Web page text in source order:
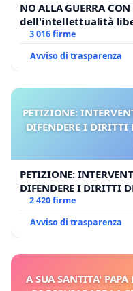
NO ALLA GUERRA
dell'intellettualità
3 016 firme
Avviso di trasparenza
PETIZIONE:
DIFENDERE I DIRITTI
PETIZIONE:
DIFENDERE I DIRITTI
UDG)
2 420 firme
Avviso di trasparenza
A SUA SANTITA'